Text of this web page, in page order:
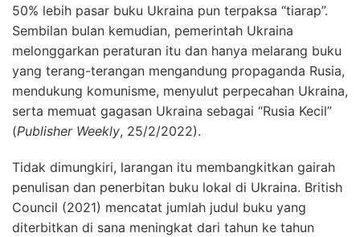
50% lebih pasar buku Ukraina pun terpaksa “tiarap”.
Sembilan bulan kemudian, pemerintah Ukraina
melonggarkan peraturan itu dan hanya melarang buku
yang terang-terangan mengandung propaganda Rusia,
mendukung komunisme, menyulut perpecahan Ukraina,
serta memuat gagasan Ukraina sebagai “Rusia Kecil”
(Publisher Weekly, 25/2/2022).
Tidak dimungkiri, larangan itu membangkitkan gairah
penulisan dan penerbitan buku lokal di Ukraina. British
Council (2021) mencatat jumlah judul buku yang
diterbitkan di sana meningkat dari tahun ke tahun